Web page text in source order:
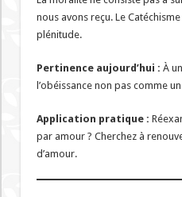
nous avons reçu. Le
plénitude.
Pertinence aujourd’hui : À
l’obéissance non pas comme
Application pratique :
par amour ? Cherchez à
d’amour.